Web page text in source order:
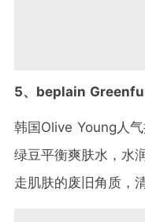
5、beplain
韩国Olive Young人
绿豆平衡爽肤水，水
走肌肤的废旧角质，